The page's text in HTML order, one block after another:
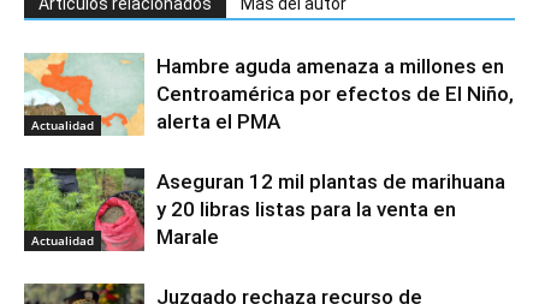
Actualidad
Hambre aguda amenaza a millones en
Centroamérica por efectos de El Niño,
alerta el PMA
Actualidad
Aseguran 12 mil plantas de marihuana
y 20 libras listas para la venta en
Marale
Juzgado rechaza recurso de